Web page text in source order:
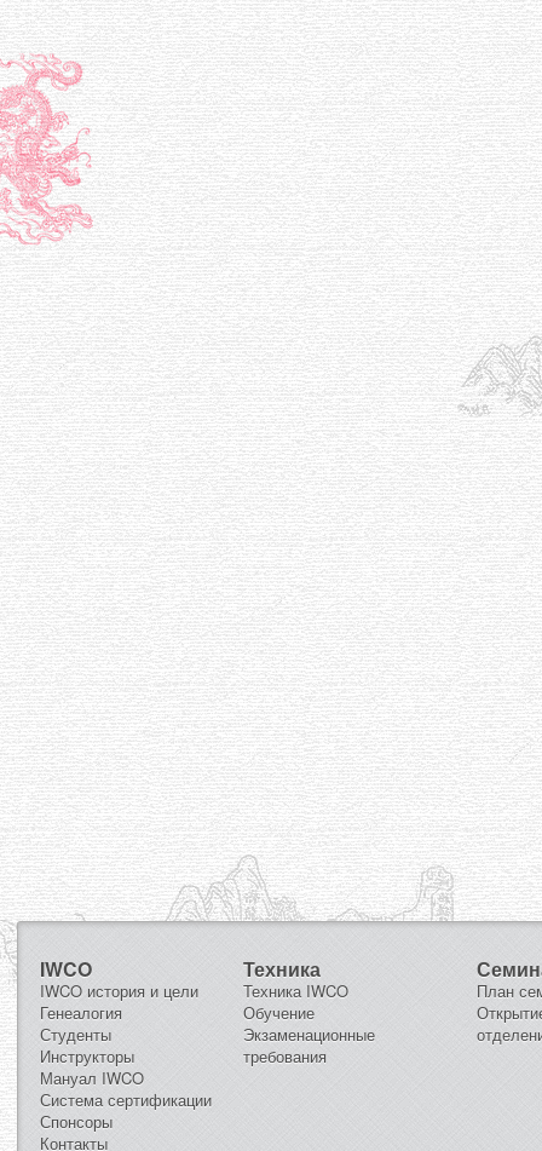
IWCO
IWCO история и цели
Генеалогия
Студенты
Инструкторы
Мануал IWCO
Система сертификации
Спонсоры
Контакты
Техника
Техника IWCO
Обучение
Экзаменационные
требования
План